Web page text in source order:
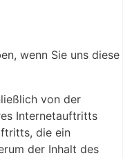
wenn Sie uns diese
von der
Internetauftritts
die ein
der Inhalt des